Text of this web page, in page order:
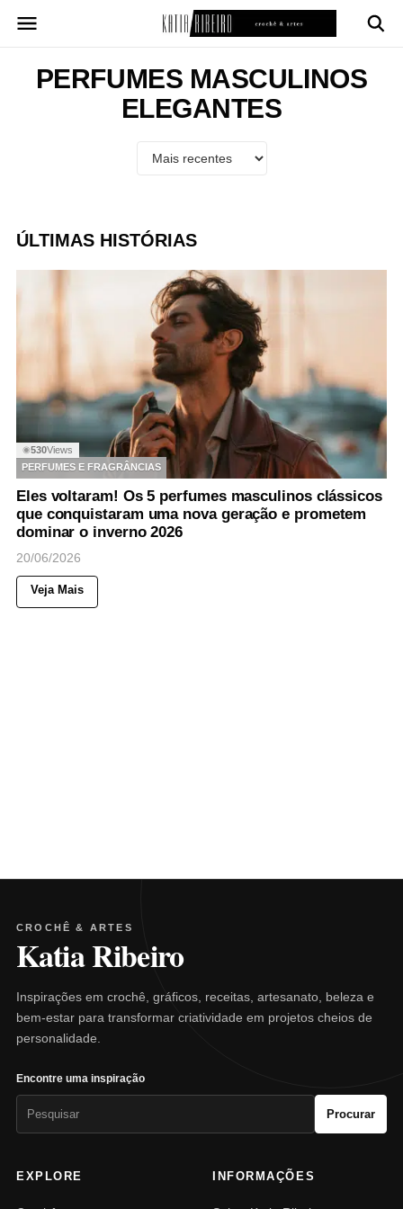
para
conteúdoPERFUMES MASCULINOS
ELEGANTES
ÚLTIMAS HISTÓRIAS
◉530Views
PERFUMES E FRAGRÂNCIAS
Eles voltaram! Os 5 perfumes masculinos clássicos
que conquistaram uma nova geração e prometem
dominar o inverno 2026
20/06/2026
Veja Mais
CROCHÊ & ARTES
Katia Ribeiro
Inspirações em crochê, gráficos, receitas, artesanato, beleza e
bem-estar para transformar criatividade em projetos cheios de
personalidade.
Encontre uma inspiração
Procurar
EXPLORE INFORMAÇÕES